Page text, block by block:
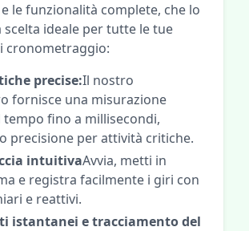
le funzionalità complete, che lo
scelta ideale per tutte le tue
cronometraggio:
precise:Il nostro
fornisce una misurazione
tempo fino a millisecondi,
precisione per attività critiche.
intuitivaAvvia, metti in
e registra facilmente i giri con
e reattivi.
istantanei e tracciamento del